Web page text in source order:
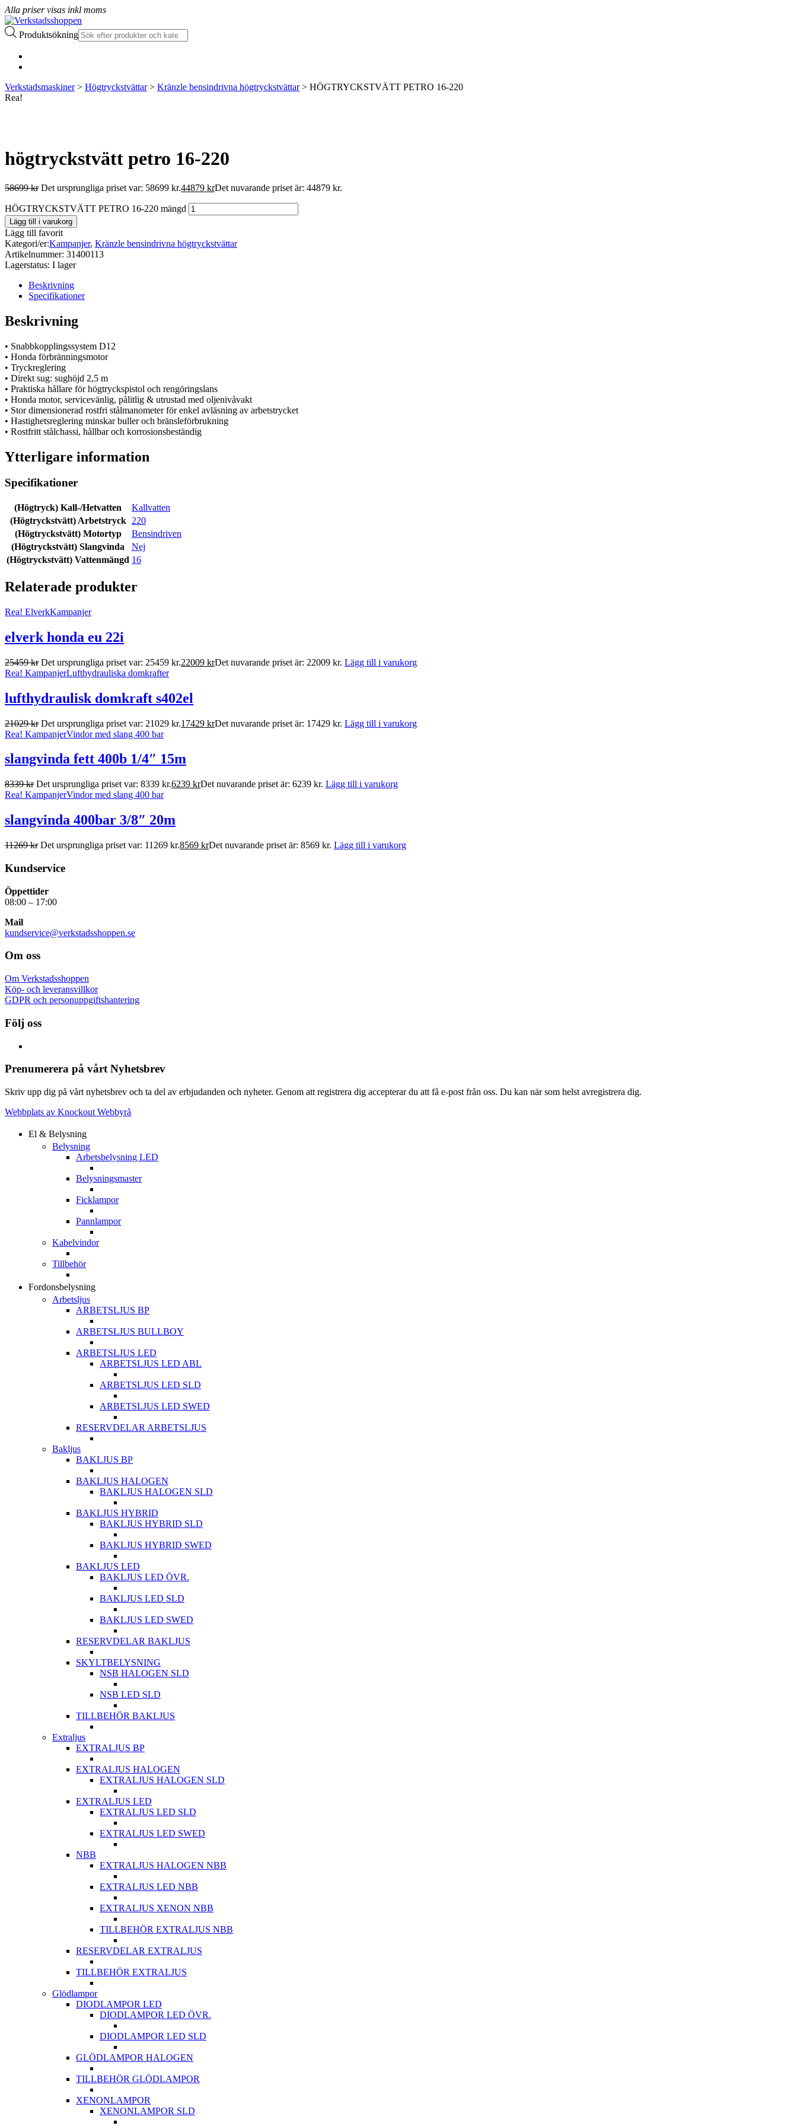
Alla priser visas inkl moms
Produktsökning
Verkstadsmaskiner> Högtryckstvättar> Kränzle bensindrivna högtryckstvättar> HÖGTRYCKSTVÄTT PETRO 16-220
Rea!
högtryckstvätt petro 16-220
58699kr Det ursprungliga priset var: 58699 kr.44879 krDet nuvarande priset är: 44879 kr.
HÖGTRYCKSTVÄTT PETRO 16-220 mängd
Lägg till i varukorg
Lägg till favorit
Kategori/er:Kampanjer, Kränzle bensindrivna högtryckstvättar
Artikelnummer: 31400113
Lagerstatus: I lager
Beskrivning
Specifikationer
Beskrivning
• Snabbkopplingssystem D12
• Honda förbränningsmotor
• Tryckreglering
• Direkt sug: sughöjd 2,5 m
• Praktiska hållare för högtryckspistol och rengöringslans
• Honda motor, servicevänlig, pålitlig & utrustad med oljenivåvakt
• Stor dimensionerad rostfri stålmanometer för enkel avläsning av arbetstrycket
• Hastighetsreglering minskar buller och bränsleförbrukning
• Rostfritt stålchassi, hållbar och korrosionsbeständig
Ytterligare information
Specifikationer
(Högtryck) Kall-/Hetvatten
Kallvatten
(Högtryckstvätt) Arbetstryck
220
(Högtryckstvätt) Motortyp
Bensindriven
(Högtryckstvätt) Slangvinda
Nej
(Högtryckstvätt) Vattenmängd 16
Relaterade produkter
Rea! ElverkKampanjer
elverk honda eu 22i
25459kr Det ursprungliga priset var: 25459 kr.22009 krDet nuvarande priset är: 22009 kr. Lägg till i varukorg
Rea! KampanjerLufthydrauliska domkrafter
lufthydraulisk domkraft s402el
21029kr Det ursprungliga priset var: 21029 kr.17429 krDet nuvarande priset är: 17429 kr. Lägg till i varukorg
Rea! KampanjerVindor med slang 400 bar
slangvinda fett 400b 1/4″ 15m
8339kr Det ursprungliga priset var: 8339 kr.6239 krDet nuvarande priset är: 6239 kr. Lägg till i varukorg
Rea! KampanjerVindor med slang 400 bar
slangvinda 400bar 3/8″ 20m
11269kr Det ursprungliga priset var: 11269 kr.8569 krDet nuvarande priset är: 8569 kr. Lägg till i varukorg
Kundservice
Öppettider
08:00 – 17:00
Mail
kundservice@verkstadsshoppen.se
Om oss
Om Verkstadsshoppen
Köp- och leveransvillkor
GDPR och personuppgiftshantering
Följ oss
Prenumerera på vårt Nyhetsbrev
Skriv upp dig på vårt nyhetsbrev och ta del av erbjudanden och nyheter. Genom att registrera dig accepterar du att få e-post från oss. Du kan när som helst avregistrera dig.
Webbplats av Knockout Webbyrå
El & Belysning
Belysning
Arbetsbelysning LED
Belysningsmaster
Ficklampor
Pannlampor
Kabelvindor
Tillbehör
Fordonsbelysning
Arbetsljus
ARBETSLJUS BP
ARBETSLJUS BULLBOY
ARBETSLJUS LED
ARBETSLJUS LED ABL
ARBETSLJUS LED SLD
ARBETSLJUS LED SWED
RESERVDELAR ARBETSLJUS
Bakljus
BAKLJUS BP
BAKLJUS HALOGEN
BAKLJUS HALOGEN SLD
BAKLJUS HYBRID
BAKLJUS HYBRID SLD
BAKLJUS HYBRID SWED
BAKLJUS LED
BAKLJUS LED ÖVR.
BAKLJUS LED SLD
BAKLJUS LED SWED
RESERVDELAR BAKLJUS
SKYLTBELYSNING
NSB HALOGEN SLD
NSB LED SLD
TILLBEHÖR BAKLJUS
Extraljus
EXTRALJUS BP
EXTRALJUS HALOGEN
EXTRALJUS HALOGEN SLD
EXTRALJUS LED
EXTRALJUS LED SLD
EXTRALJUS LED SWED
NBB
EXTRALJUS HALOGEN NBB
EXTRALJUS LED NBB
EXTRALJUS XENON NBB
TILLBEHÖR EXTRALJUS NBB
RESERVDELAR EXTRALJUS
TILLBEHÖR EXTRALJUS
Glödlampor
DIODLAMPOR LED
DIODLAMPOR LED ÖVR.
DIODLAMPOR LED SLD
GLÖDLAMPOR HALOGEN
TILLBEHÖR GLÖDLAMPOR
XENONLAMPOR
XENONLAMPOR SLD